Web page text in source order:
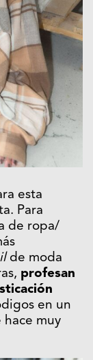
esta
Para
de ropa/
de moda
profesan
en un
muy